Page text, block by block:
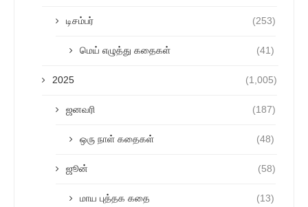
டிசம்பர் (253)
மெய் எழுத்து கதைகள் (41)
2025 (1,005)
ஜனவரி (187)
ஒரு நாள் கதைகள் (48)
ஜூன் (58)
மாய புத்தக கதை (13)